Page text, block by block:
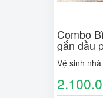
Combo
gắn đầu
phun
Vệ sinh